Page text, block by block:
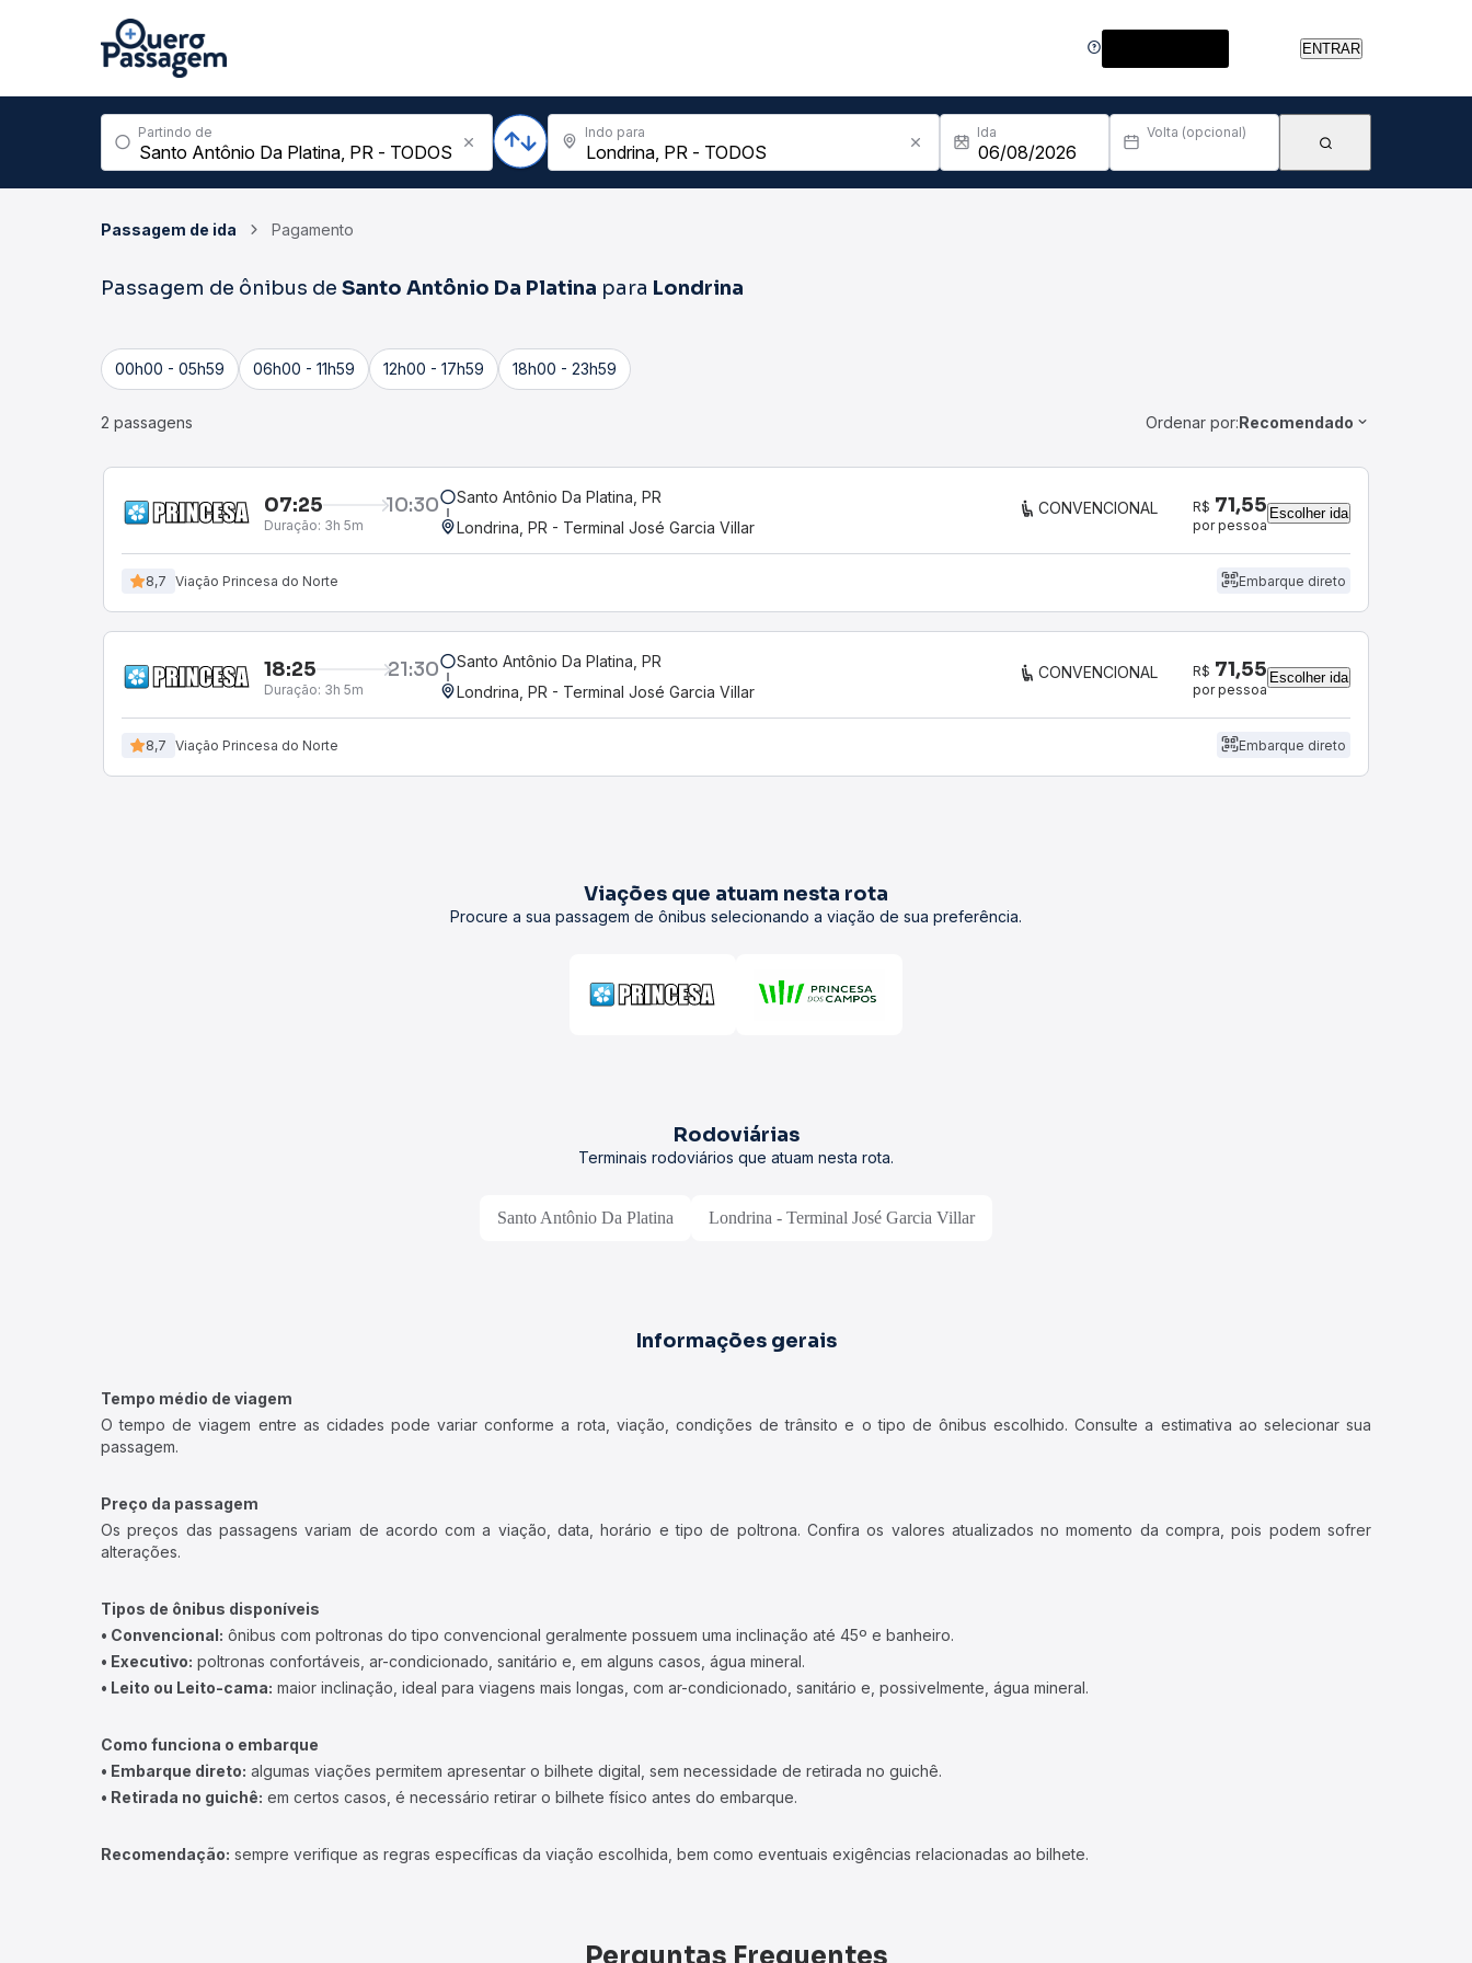
ENTRAR
Partindo de Indo para Ida Volta (opcional)
Passagem de ida Pagamento
Passagem de ônibus de Santo Antônio Da Platina para Londrina
00h00 - 05h59 06h00 - 11h59 12h00 - 17h59 18h00 - 23h59
2 passagens Ordenar por:Recomendado
07:25 10:30
Duração: 3h 5m
Santo Antônio Da Platina, PR
Londrina, PR - Terminal José Garcia Villar
CONVENCIONAL R$ 71,55
por pessoa
Escolher ida
8,7 Viação Princesa do Norte Embarque direto
18:25 21:30
Duração: 3h 5m
Santo Antônio Da Platina, PR
Londrina, PR - Terminal José Garcia Villar
CONVENCIONAL R$ 71,55
por pessoa
Escolher ida
8,7 Viação Princesa do Norte Embarque direto
Viações que atuam nesta rota
Procure a sua passagem de ônibus selecionando a viação de sua preferência.
Rodoviárias
Terminais rodoviários que atuam nesta rota.
Santo Antônio Da Platina Londrina - Terminal José Garcia Villar
Informações gerais
Tempo médio de viagem
O tempo de viagem entre as cidades pode variar conforme a rota, viação, condições de trânsito e o tipo de ônibus escolhido. Consulte a estimativa ao selecionar sua
passagem.
Preço da passagem
Os preços das passagens variam de acordo com a viação, data, horário e tipo de poltrona. Confira os valores atualizados no momento da compra, pois podem sofrer
alterações.
Tipos de ônibus disponíveis
• Convencional: ônibus com poltronas do tipo convencional geralmente possuem uma inclinação até 45º e banheiro.
• Executivo: poltronas confortáveis, ar-condicionado, sanitário e, em alguns casos, água mineral.
• Leito ou Leito-cama: maior inclinação, ideal para viagens mais longas, com ar-condicionado, sanitário e, possivelmente, água mineral.
Como funciona o embarque
• Embarque direto: algumas viações permitem apresentar o bilhete digital, sem necessidade de retirada no guichê.
• Retirada no guichê: em certos casos, é necessário retirar o bilhete físico antes do embarque.
Recomendação: sempre verifique as regras específicas da viação escolhida, bem como eventuais exigências relacionadas ao bilhete.
Perguntas Frequentes